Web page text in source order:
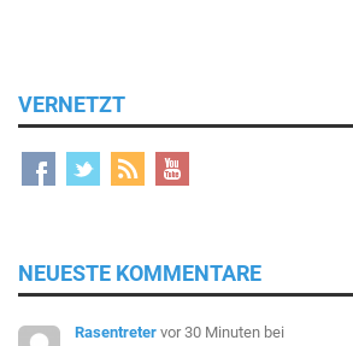
VERNETZT
NEUESTE KOMMENTARE
Rasentreter vor 30 Minuten bei